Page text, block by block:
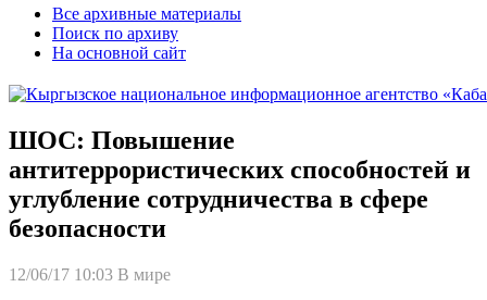
Все архивные материалы
Поиск по архиву
На основной сайт
ШОС: Повышение
антитеррористических способностей и
углубление сотрудничества в сфере
безопасности
12/06/17 10:03 В мире